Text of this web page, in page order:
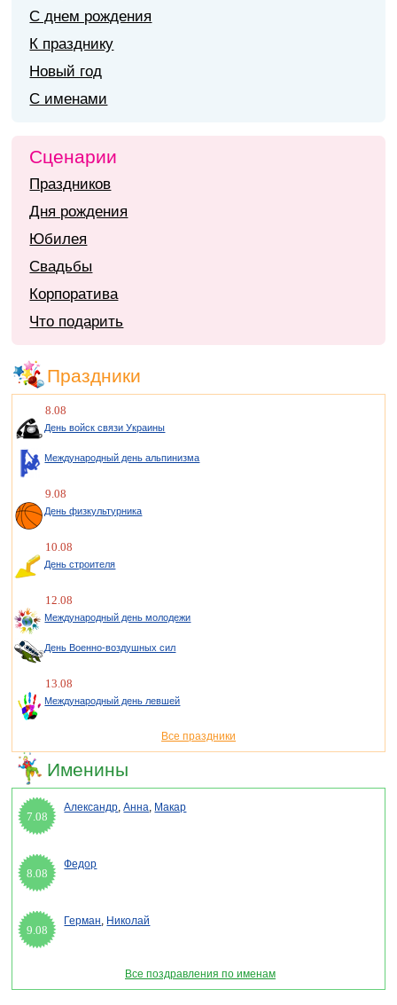
С днем рождения
К празднику
Новый год
С именами
Сценарии
Праздников
Дня рождения
Юбилея
Свадьбы
Корпоратива
Что подарить
Праздники
8.08
День войск связи Украины
Международный день альпинизма
9.08
День физкультурника
10.08
День строителя
12.08
Международный день молодежи
День Военно-воздушных сил
13.08
Международный день левшей
Все праздники
Именины
7.08
Александр,Анна, Макар
8.08
Федор
9.08
Герман, Николай
Все поздравления по именам